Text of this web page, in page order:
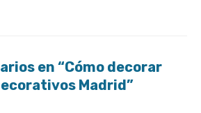
en “Cómo decorar
Madrid”